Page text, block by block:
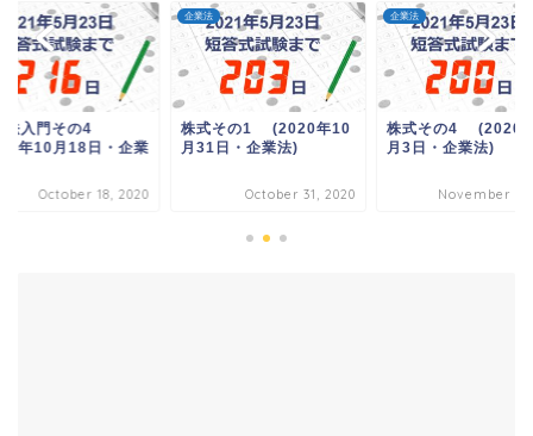
法入門その4
年10月18日・企業
October 18, 2020
企業法
株式その1 (2020年10
月31日・企業法)
October 31, 2020
企業法
株式その4 (2020
月3日・企業法)
November 3,